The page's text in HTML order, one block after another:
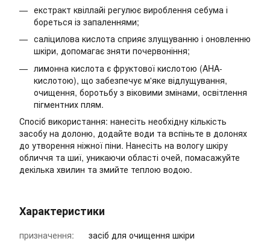
екстракт квіллайі регулює вироблення себума і
бореться із запаленнями;
саліцилова кислота сприяє злущуванню і оновленню
шкіри, допомагає зняти почервоніння;
лимонна кислота є фруктової кислотою (AHA-
кислотою), що забезпечує м'яке відлущування,
очищення, боротьбу з віковими змінами, освітлення
пігментних плям.
Спосіб використання: нанесіть необхідну кількість
засобу на долоню, додайте води та вспіньте в долонях
до утворення ніжної піни. Нанесіть на вологу шкіру
обличчя та шиї, уникаючи області очей, помасажуйте
декілька хвилин та змийте теплою водою.
Характеристики
призначення:
засіб для очищення шкіри